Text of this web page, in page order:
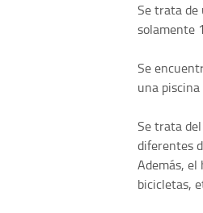
Se trata de
solamente
Se
una
Se trata
diferentes
Además, el
bicicletas,